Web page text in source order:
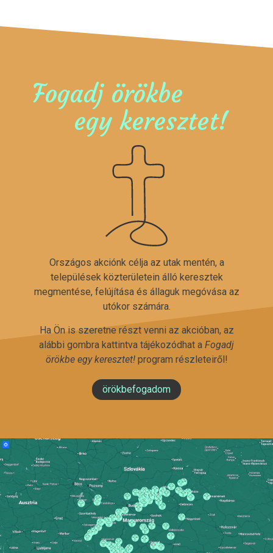
Fogadj örökbe
egy keresztet!
Országos akciónk célja az utak mentén, a
települések közterületein álló keresztek
megmentése, felújítása és állaguk megóvása az
utókor számára.
Ha Ön is szeretne részt venni az akcióban, az
alábbi gombra kattintva tájékozódhat a Fogadj
örökbe egy keresztet!program részleteiről!
örökbefogadom